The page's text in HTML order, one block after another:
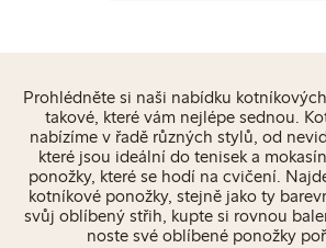
Prohlédněte si naši nabídku
takové, které vám nejlépe sednou.
nabízíme v řadě různých stylů, od
které jsou ideální do tenisek a
ponožky, které se hodí na cvičení.
kotníkové ponožky, stejně jako ty
svůj oblíbený střih, kupte si rovnou
noste své oblíbené ponožky